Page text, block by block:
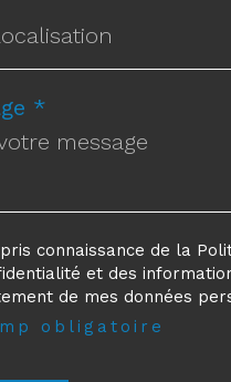
*
connaissance de la
et des
de mes données
obligatoire